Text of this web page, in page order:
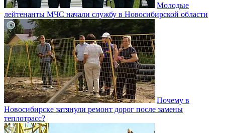
Молодые
лейтенанты МЧС начали службу в Новосибирской области
Почему в
Новосибирске затянули ремонт дорог после замены
теплотрасс?